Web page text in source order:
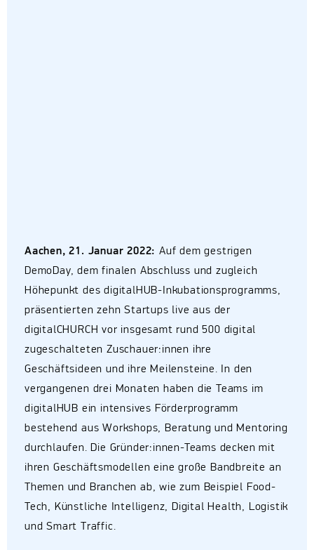
Aachen, 21. Januar 2022: Auf dem gestrigen
DemoDay, dem finalen Abschluss und zugleich
Höhepunkt des digitalHUB-Inkubationsprogramms,
präsentierten zehn Startups live aus der
digitalCHURCH vor insgesamt rund 500 digital
zugeschalteten Zuschauer:innen ihre
Geschäftsideen und ihre Meilensteine. In den
vergangenen drei Monaten haben die Teams im
digitalHUB ein intensives Förderprogramm
bestehend aus Workshops, Beratung und Mentoring
durchlaufen. Die Gründer:innen-Teams decken mit
ihren Geschäftsmodellen eine große Bandbreite an
Themen und Branchen ab, wie zum Beispiel Food-
Tech, Künstliche Intelligenz, Digital Health, Logistik
und Smart Traffic.